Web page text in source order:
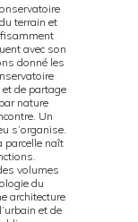
terrain et
avec son
donné les
de partage
nature
Un
s’organise.
parcelle naît
volumes
du
architecture
et de